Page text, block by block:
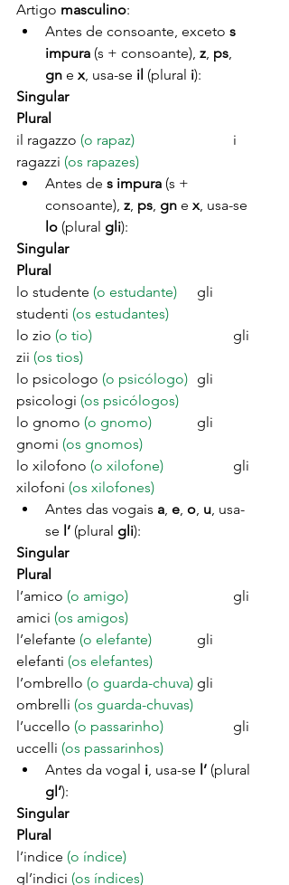
Artigo masculino:
Antes de consoante, exceto s
impura (s + consoante), z, ps,
gn e x, usa-se il (plural i):
Singular
Plural
il ragazzo (o rapaz)
ragazzi (os rapazes)
Antes de s impura (s +
consoante), z, ps, gn e x, usa-se
lo (plural gli):
Singular
Plural
lo studente (o estudante)
studenti (os estudantes)
lo zio (o tio)
zii (os tios)
lo psicologo (o psicólogo)
psicologi (os psicólogos)
lo gnomo (o gnomo)
gnomi (os gnomos)
lo xilofono (o xilofone)
xilofoni (os xilofones)
Antes das vogais a, e, o, u, usa-
se l’ (plural gli):
Singular
Plural
l’amico (o amigo)
amici (os amigos)
l’elefante (o elefante)
elefanti (os elefantes)
l’ombrello (o guarda-chuva)
ombrelli (os guarda-chuvas)
l’uccello (o passarinho)
uccelli (os passarinhos)
Antes da vogal i, usa-se l’ (plural
gl’):
Singular
Plural
l’indice (o índice)
gl’indici (os índices)